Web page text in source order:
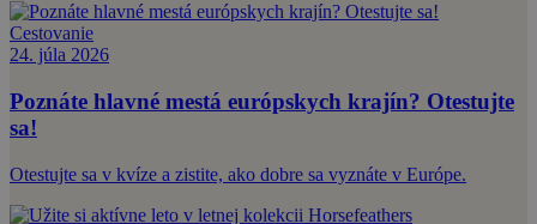
Cestovanie
24. júla 2026
Poznáte hlavné mestá európskych krajín? Otestujte
sa!
Otestujte sa v kvíze a zistite, ako dobre sa vyznáte v Európe.